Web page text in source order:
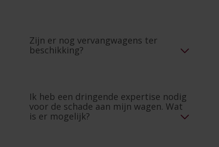
Zijn er nog vervangwagens ter
beschikking?
Ik heb een dringende expertise nodig
voor de schade aan mijn wagen. Wat
is er mogelijk?